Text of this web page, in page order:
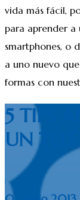
vida más fácil,
para aprender a
smartphones, o
a uno nuevo
formas con
5 TIPS
UN